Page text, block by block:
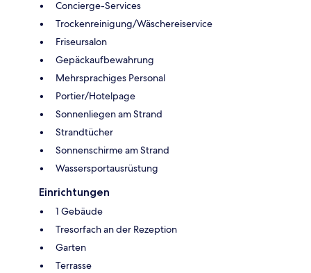
Concierge-Services
Trockenreinigung/Wäschereiservice
Friseursalon
Gepäckaufbewahrung
Mehrsprachiges Personal
Portier/Hotelpage
Sonnenliegen am Strand
Strandtücher
Sonnenschirme am Strand
Wassersportausrüstung
Einrichtungen
1 Gebäude
Tresorfach an der Rezeption
Garten
Terrasse